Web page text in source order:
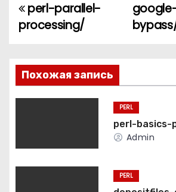
Н
а
в
и
ц
perl-parallel-
processing/
Похожая запись
PERL
perl-
Admin
PERL